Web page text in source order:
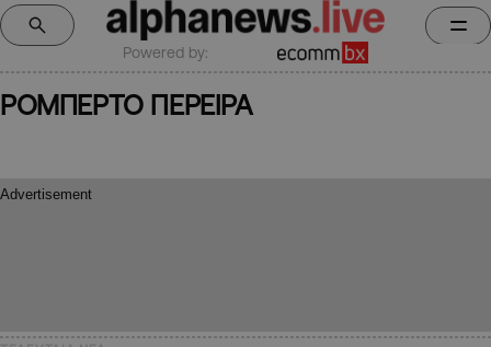
Powered by:
ΡΟΜΠΕΡΤΟ ΠΕΡΕΙΡΑ